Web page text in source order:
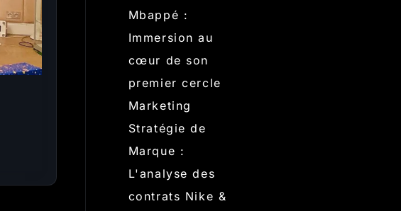
Mbappé :
Immersion au
cœur de son
premier cercle
Marketing
Stratégie de
Marque :
L'analyse des
contrats Nike &